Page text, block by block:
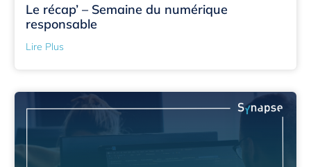
Le récap’ – Semaine du numérique
responsable
Lire Plus